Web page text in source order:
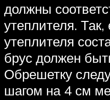
должны
утеплителя.
утеплителя
брус должен
Обрешетку
шагом на 4 см